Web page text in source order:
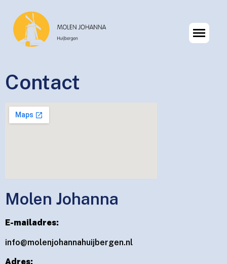
Contact
Molen Johanna
E-mailadres:
info@molenjohannahuijbergen.nl
Adres: